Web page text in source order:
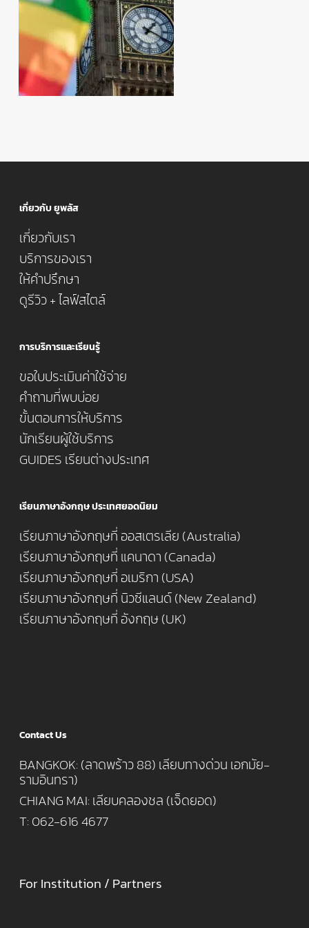
เกี่ยวกับ ยูพลัส
เกี่ยวกับเรา
บริการของเรา
ให้คำปรึกษา
ดูรีวิว + ไลฟ์สไตล์
การบริการและเรียนรู้
ขอใบประเมินค่าใช้จ่าย
คำถามที่พบบ่อย
ขั้นตอนการให้บริการ
นักเรียนผู้ใช้บริการ
GUIDES เรียนต่างประเทศ
เรียนภาษาอังกฤษ ประเทศยอดนิยม
เรียนภาษาอังกฤษที่ ออสเตรเลีย (Australia)
เรียนภาษาอังกฤษที่ แคนาดา (Canada)
เรียนภาษาอังกฤษที่ อเมริกา (USA)
เรียนภาษาอังกฤษที่ นิวซีแลนด์ (New Zealand)
เรียนภาษาอังกฤษที่ อังกฤษ (UK)
Contact Us
BANGKOK: (ลาดพร้าว 88) เลียบทางด่วน เอกมัย-
รามอินทรา)
CHIANG MAI: เลียบคลองชล (เจ็ดยอด)
T: 062-616 4677
For Institution / Partners